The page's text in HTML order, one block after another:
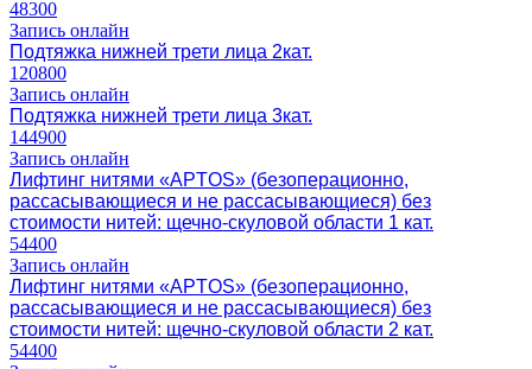
48300
Запись онлайн
Подтяжка нижней трети лица 2кат.
120800
Запись онлайн
Подтяжка нижней трети лица 3кат.
144900
Запись онлайн
Лифтинг нитями «APTOS» (безоперационно,
рассасывающиеся и не рассасывающиеся) без
стоимости нитей: щечно-скуловой области 1 кат.
54400
Запись онлайн
Лифтинг нитями «APTOS» (безоперационно,
рассасывающиеся и не рассасывающиеся) без
стоимости нитей: щечно-скуловой области 2 кат.
54400